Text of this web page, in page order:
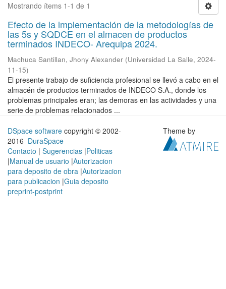
Mostrando ítems 1-1 de 1
Efecto de la implementación de la metodologías de
las 5s y SQDCE en el almacen de productos
terminados INDECO- Arequipa 2024.
Machuca Santillan, Jhony Alexander (Universidad La Salle, 2024-
11-15)
El presente trabajo de suficiencia profesional se llevó a cabo en el
almacén de productos terminados de INDECO S.A., donde los
problemas principales eran; las demoras en las actividades y una
serie de problemas relacionados ...
DSpace software copyright © 2002-
2016 DuraSpace
Contacto | Sugerencias |Politicas
|Manual de usuario |Autorizacion
para deposito de obra |Autorizacion
para publicacion |Guia deposito
preprint-postprint
Theme by